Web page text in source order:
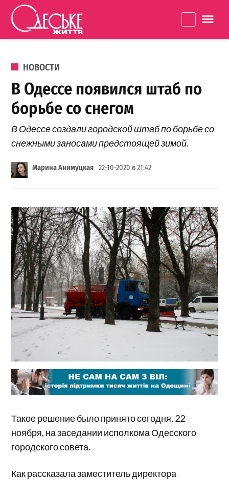
Перейти к содержанию
життя
ОПУБЛИКОВАНО В
НОВОСТИ
В Одессе появился штаб по
борьбе со снегом
В Одессе создали городской штаб по борьбе со
снежными заносами предстоящей зимой.
Марина Анимуцкая 22-10-2020 в 21:42
Такое решение было принято сегодня, 22
ноября, на заседании исполкома Одесского
городского совета.
Как рассказала заместитель директора